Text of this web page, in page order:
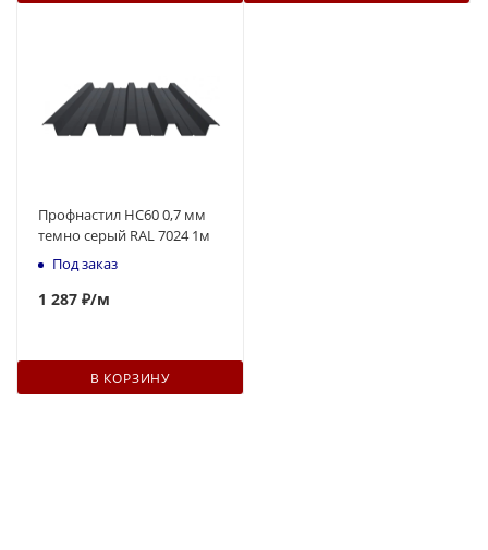
Профнастил НС60 0,7 мм
темно серый RAL 7024 1м
Под заказ
1 287 ₽/м
В КОРЗИНУ